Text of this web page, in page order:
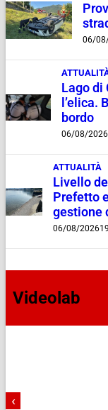
06/
Lago di
l’elica.
bordo
06/08/2026
ATTUALITÀ
Livello
Prefetto
gestione
06/08/2026
Videolab
‹